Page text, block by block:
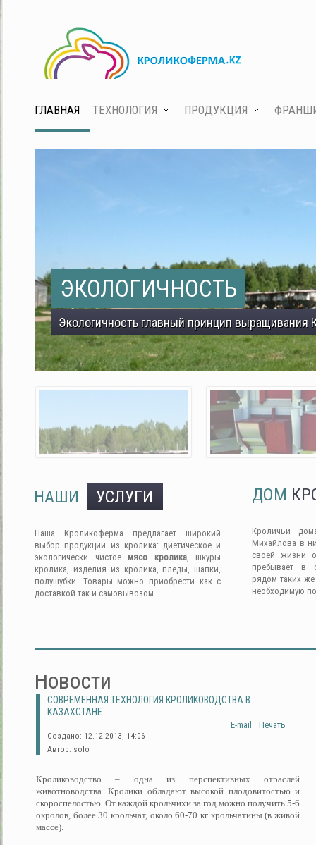
ГЛАВНАЯ ТЕХНОЛОГИЯ ПРОДУКЦИЯ
ЭКОЛОГИЧНОСТЬ
Экологичность главный принцип выращивания
НАШИ УСЛУГИ
Наша Кроликоферма предлагает широкий
выбор продукции из кролика: диетическое и
экологически чистое мясо кролика, шкуры
кролика, изделия из кролика, пледы, шапки,
полушубки. Товары можно приобрести как с
доставкой так и самовывозом.
ДОМ
Кроличьи
Михайлова в
своей жизни
пребывает в
рядом таких
необходимую
Новости
СОВРЕМЕННАЯ ТЕХНОЛОГИЯ КРОЛИКОВОДСТВА В
КАЗАХСТАНЕ
Печать
E-mail
Создано: 12.12.2013, 14:06
Автор: solo
Кролиководство – одна из перспективных отраслей
животноводства. Кролики обладают высокой плодовитостью и
скороспелостью. От каждой крольчихи за год можно получить 5-6
окролов, более 30 крольчат, около 60-70 кг крольчатины (в живой
массе).